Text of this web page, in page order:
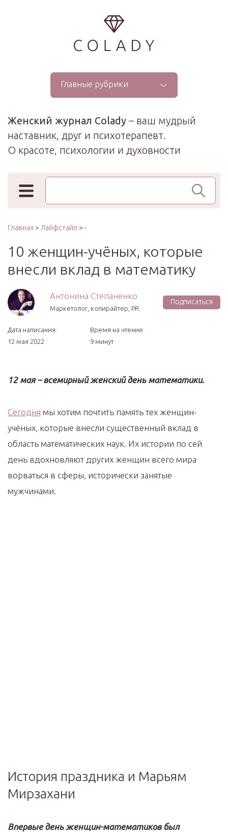
...
Главные рубрики
Женский журнал Colady – ваш мудрый
наставник, друг и психотерапевт.
О красоте, психологии и духовности
Поиск по сайту
Главная > Лайфстайл > -
10 женщин-учёных, которые
внесли вклад в математику
Антонина Степаненко
Маркетолог, копирайтер, PR.
Подписаться
Дата написания:
12 мая 2022
Время на чтение:
9 минут
12 мая – всемирный женский день математики.
Сегодня мы хотим почтить память тех женщин-
учёных, которые внесли существенный вклад в
область математических наук. Их истории по сей
день вдохновляют других женщин всего мира
ворваться в сферы, исторически занятые
мужчинами.
История праздника и Марьям
Мирзахани
Впервые день женщин-математиков был